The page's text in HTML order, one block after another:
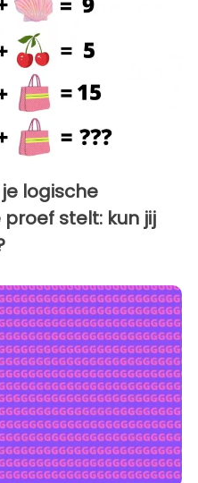
logische
stelt: kun jij